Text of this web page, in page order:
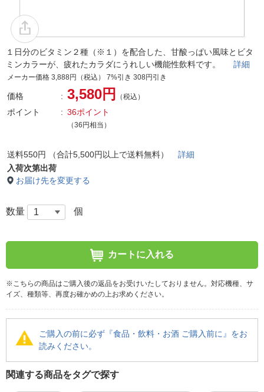
１日分のビタミン２種（※１）を配合した、甘酸っぱい風味とビタ
ミンカラーが、疲れたカラダにうれしい機能性飲料です。 詳細
メーカー価格 3,888円（税込） 7%引き 308円引き
価格 3,580円 （税込）
ポイント 36ポイント
（36円相当）
送料550円 （合計5,500円以上で送料無料）
詳細
入荷次第出荷
お届け先を変更する
数量 個
カートに入れる
※こちらの商品はご購入後の返品をお受けいたしておりません。対応機種、サ
イズ、種類等、再度お確かめの上お求めください。
ご購入の前に必ず『食品・飲料・お酒 ご購入前に』をお
読みください。
関連する商品をタグで探す